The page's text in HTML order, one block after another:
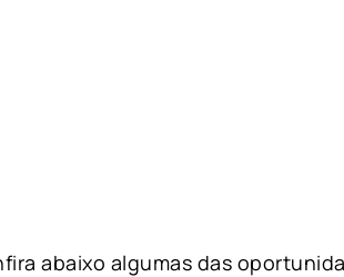
abaixo algumas das